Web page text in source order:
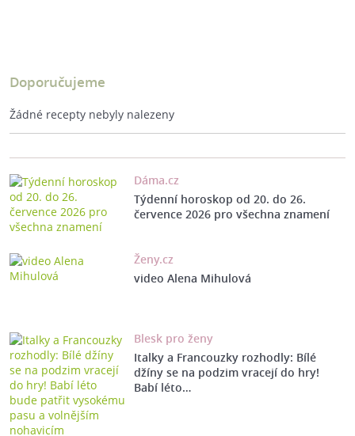
Doporučujeme
Žádné recepty nebyly nalezeny
Dáma.cz
Týdenní horoskop od 20. do 26.
července 2026 pro všechna znamení
Ženy.cz
video Alena Mihulová
Blesk pro ženy
Italky a Francouzky rozhodly: Bílé
džíny se na podzim vracejí do hry!
Babí léto…